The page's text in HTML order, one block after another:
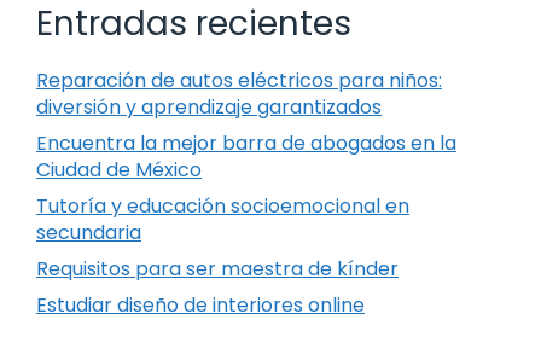
Entradas recientes
Reparación de autos eléctricos para niños:
diversión y aprendizaje garantizados
Encuentra la mejor barra de abogados en la
Ciudad de México
Tutoría y educación socioemocional en
secundaria
Requisitos para ser maestra de kínder
Estudiar diseño de interiores online